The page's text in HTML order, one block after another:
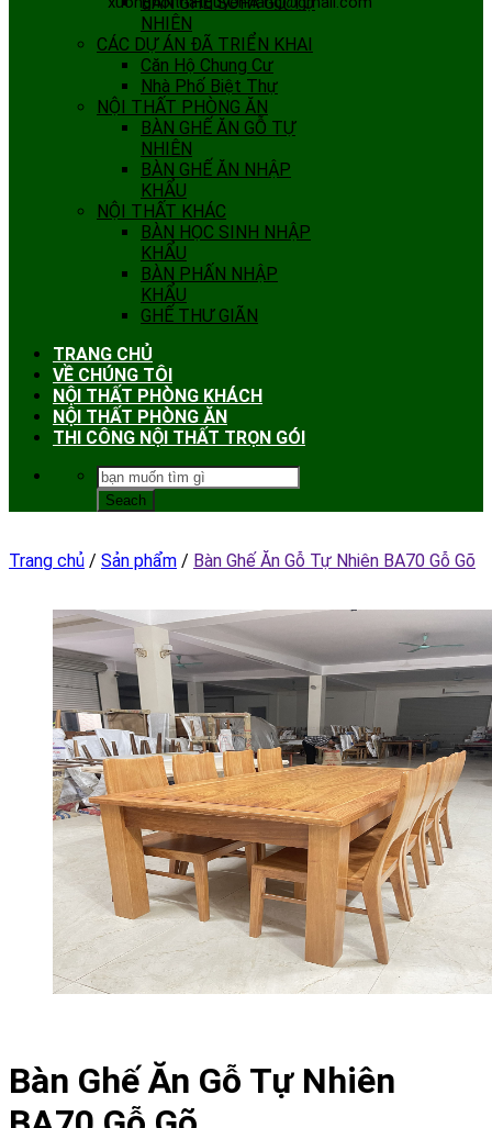
NHIÊN
CÁC DỰ ÁN ĐÃ TRIỂN KHAI
Căn Hộ Chung Cư
Nhà Phố Biệt Thự
NỘI THẤT PHÒNG ĂN
BÀN GHẾ ĂN GỖ TỰ
NHIÊN
BÀN GHẾ ĂN NHẬP
KHẨU
NỘI THẤT KHÁC
BÀN HỌC SINH NHẬP
KHẨU
BÀN PHẤN NHẬP
KHẨU
GHẾ THƯ GIÃN
TRANG CHỦ
VỀ CHÚNG TÔI
NỘI THẤT PHÒNG KHÁCH
NỘI THẤT PHÒNG ĂN
THI CÔNG NỘI THẤT TRỌN GÓI
Trang chủ / Sản phẩm / Bàn Ghế Ăn Gỗ Tự Nhiên BA70 Gỗ Gõ
Bàn Ghế Ăn Gỗ Tự Nhiên